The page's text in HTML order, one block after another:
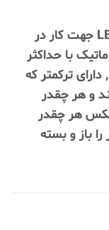
دریل شارژی ۱۸ لیتیوم مجهز به چراغ LED جهت کار در
با حداکثر
, دارای ترکمتر که
و هر چقدر
هر چقدر
باز و بسته